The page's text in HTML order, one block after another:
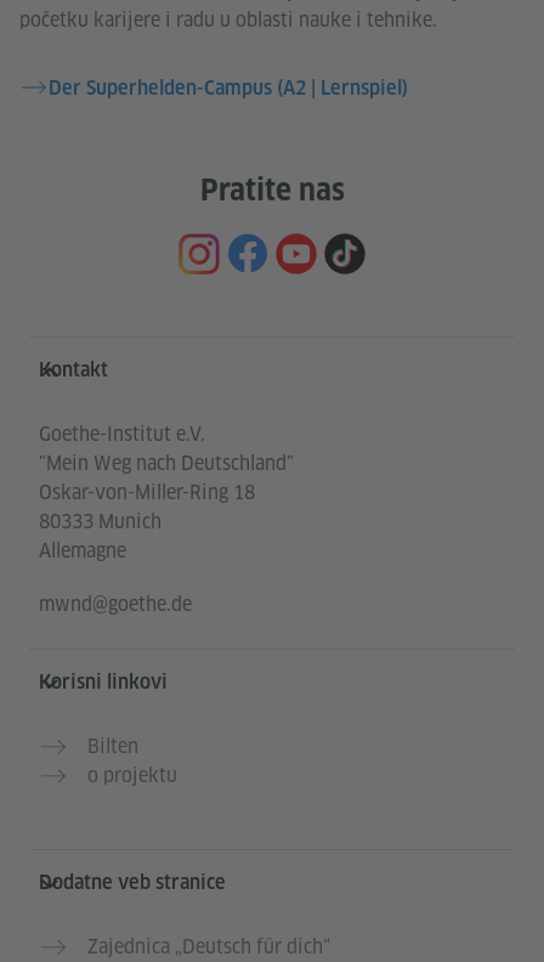
početku karijere i radu u oblasti nauke i tehnike.
Der Superhelden-Campus (A2 | Lernspiel)
Pratite nas
Service- und Informationsbereich
Kontakt
Goethe-Institut e.V.
"Mein Weg nach Deutschland"
Oskar-von-Miller-Ring 18
80333 Munich
Allemagne
mwnd@goethe.de
Korisni linkovi
Bilten
o projektu
Dodatne veb stranice
Zajednica „Deutsch für dich“